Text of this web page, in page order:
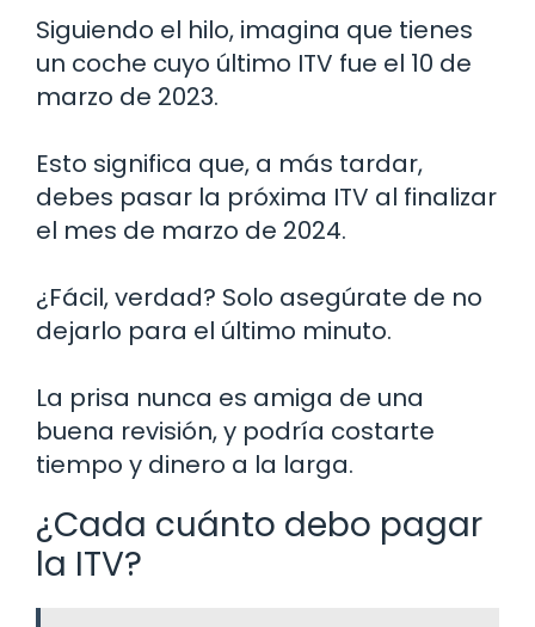
Siguiendo el hilo, imagina que tienes
un coche cuyo último ITV fue el 10 de
marzo de 2023.
Esto significa que, a más tardar,
debes pasar la próxima ITV al finalizar
el mes de marzo de 2024.
¿Fácil, verdad? Solo asegúrate de no
dejarlo para el último minuto.
La prisa nunca es amiga de una
buena revisión, y podría costarte
tiempo y dinero a la larga.
¿Cada cuánto debo pagar
la ITV?